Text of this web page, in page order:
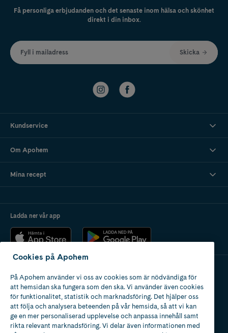
Få personliga erbjudanden och det senaste inom hälsa och skönhet
direkt i din inbox.
Fyll i mailadress Skicka
Kundservice
Om Apohem
Mina recept
Ladda ner vår app
Apotek med tillstånd
av Läkemedelsverket
Cookies på Apohem
På Apohem använder vi oss av cookies som är nödvändiga för
att hemsidan ska fungera som den ska. Vi använder även cookies
för funktionalitet, statistik och marknadsföring. Det hjälper oss
att följa och analysera beteenden på vår hemsida, så att vi kan
ge en mer personaliserad upplevelse och anpassa innehåll samt
rikta relevant marknadsföring. Vi delar även informationen med